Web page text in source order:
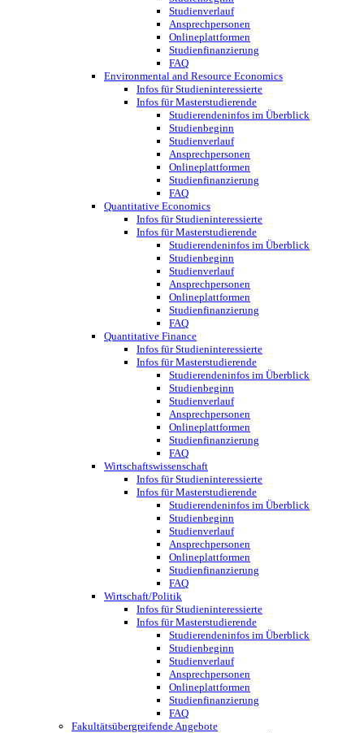
Studienverlauf
Ansprechpersonen
Onlineplattformen
Studienfinanzierung
FAQ
Environmental and Resource Economics
Infos für Studieninteressierte
Infos für Masterstudierende
Studierendeninfos im Überblick
Studienbeginn
Studienverlauf
Ansprechpersonen
Onlineplattformen
Studienfinanzierung
FAQ
Quantitative Economics
Infos für Studieninteressierte
Infos für Masterstudierende
Studierendeninfos im Überblick
Studienbeginn
Studienverlauf
Ansprechpersonen
Onlineplattformen
Studienfinanzierung
FAQ
Quantitative Finance
Infos für Studieninteressierte
Infos für Masterstudierende
Studierendeninfos im Überblick
Studienbeginn
Studienverlauf
Ansprechpersonen
Onlineplattformen
Studienfinanzierung
FAQ
Wirtschaftswissenschaft
Infos für Studieninteressierte
Infos für Masterstudierende
Studierendeninfos im Überblick
Studienbeginn
Studienverlauf
Ansprechpersonen
Onlineplattformen
Studienfinanzierung
FAQ
Wirtschaft/Politik
Infos für Studieninteressierte
Infos für Masterstudierende
Studierendeninfos im Überblick
Studienbeginn
Studienverlauf
Ansprechpersonen
Onlineplattformen
Studienfinanzierung
FAQ
Fakultätsübergreifende Angebote